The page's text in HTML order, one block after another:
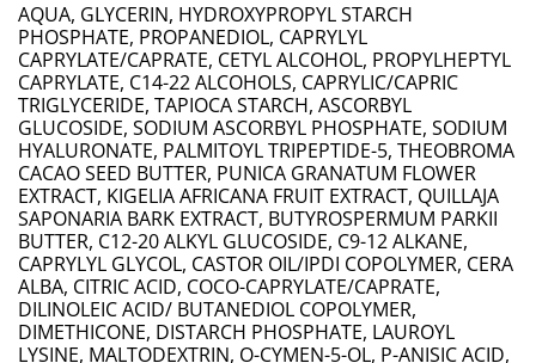
AQUA, GLYCERIN, HYDROXYPROPYL STARCH
PHOSPHATE, PROPANEDIOL, CAPRYLYL
CAPRYLATE/CAPRATE, CETYL ALCOHOL, PROPYLHEPTYL
CAPRYLATE, C14-22 ALCOHOLS, CAPRYLIC/CAPRIC
TRIGLYCERIDE, TAPIOCA STARCH, ASCORBYL
GLUCOSIDE, SODIUM ASCORBYL PHOSPHATE, SODIUM
HYALURONATE, PALMITOYL TRIPEPTIDE-5, THEOBROMA
CACAO SEED BUTTER, PUNICA GRANATUM FLOWER
EXTRACT, KIGELIA AFRICANA FRUIT EXTRACT, QUILLAJA
SAPONARIA BARK EXTRACT, BUTYROSPERMUM PARKII
BUTTER, C12-20 ALKYL GLUCOSIDE, C9-12 ALKANE,
CAPRYLYL GLYCOL, CASTOR OIL/IPDI COPOLYMER, CERA
ALBA, CITRIC ACID, COCO-CAPRYLATE/CAPRATE,
DILINOLEIC ACID/ BUTANEDIOL COPOLYMER,
DIMETHICONE, DISTARCH PHOSPHATE, LAUROYL
LYSINE, MALTODEXTRIN, O-CYMEN-5-OL, P-ANISIC ACID,